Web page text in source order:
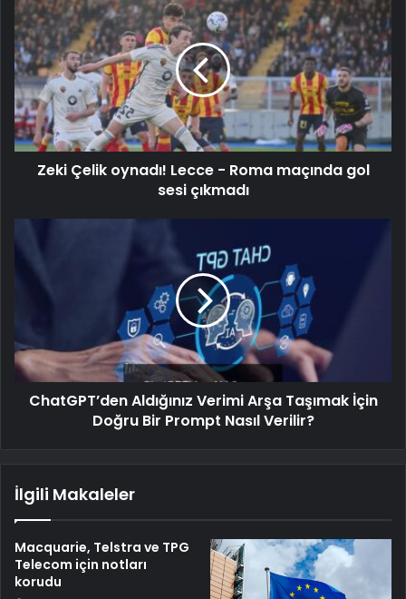
Zeki Çelik oynadı! Lecce - Roma maçında gol
sesi çıkmadı
ChatGPT’den Aldığınız Verimi Arşa Taşımak İçin
Doğru Bir Prompt Nasıl Verilir?
İlgili Makaleler
Macquarie, Telstra ve TPG
Telecom için notları
korudu